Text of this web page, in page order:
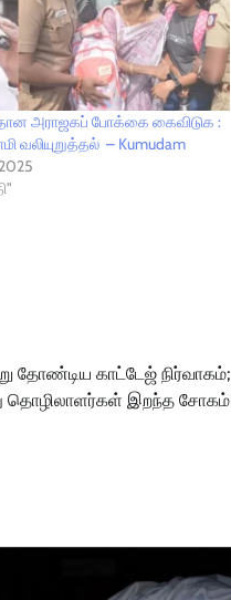
அராஜகப் போக்கை கைவிடுக :
வலியுறுத்தல் – Kumudam
தோண்டிய‌ காட்டேஜ் நிர்வாகம்;
தொழிலாளர்கள் இறந்த சோகம்